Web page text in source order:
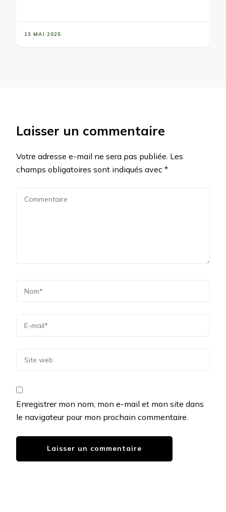
13 MAI 2025
Laisser un commentaire
Votre adresse e-mail ne sera pas publiée. Les
champs obligatoires sont indiqués avec *
Enregistrer mon nom, mon e-mail et mon site dans
le navigateur pour mon prochain commentaire.